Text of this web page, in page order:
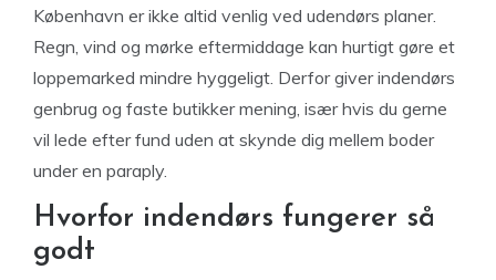
København er ikke altid venlig ved udendørs planer.
Regn, vind og mørke eftermiddage kan hurtigt gøre et
loppemarked mindre hyggeligt. Derfor giver indendørs
genbrug og faste butikker mening, især hvis du gerne
vil lede efter fund uden at skynde dig mellem boder
under en paraply.
Hvorfor indendørs fungerer så
godt